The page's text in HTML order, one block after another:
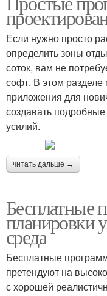
Если нужно просто
определить зоны
соток, вам не
софт. В этом
приложения для
создавать
усилий.
читать дальше →
Бесплатные
планировки
среда
Бесплатные
претендуют на
с хорошей